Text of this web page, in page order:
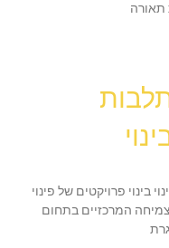
תאורה
בינוי פרויקטים של פינוי
המרכזיים בתחום